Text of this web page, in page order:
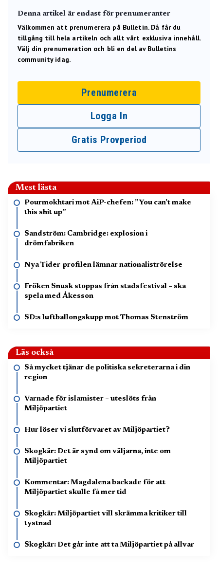
Denna artikel är endast för prenumeranter
Välkommen att prenumerera på Bulletin. Då får du
tillgång till hela artikeln och allt vårt exklusiva innehåll.
Välj din prenumeration och bli en del av Bulletins
community idag.
Prenumerera
Logga In
Gratis Provperiod
Mest lästa
Pourmokhtari mot AiP-chefen: ”You can’t make
this shit up”
Sandström: Cambridge: explosion i
drömfabriken
Nya Tider-profilen lämnar nationaliströrelse
Fröken Snusk stoppas från stadsfestival – ska
spela med Åkesson
SD:s luftballongskupp mot Thomas Stenström
Läs också
Så mycket tjänar de politiska sekreterarna i din
region
Varnade för islamister – uteslöts från
Miljöpartiet
Hur löser vi slutförvaret av Miljöpartiet?
Skogkär: Det är synd om väljarna, inte om
Miljöpartiet
Kommentar: Magdalena backade för att
Miljöpartiet skulle få mer tid
Skogkär: Miljöpartiet vill skrämma kritiker till
tystnad
Skogkär: Det går inte att ta Miljöpartiet på allvar